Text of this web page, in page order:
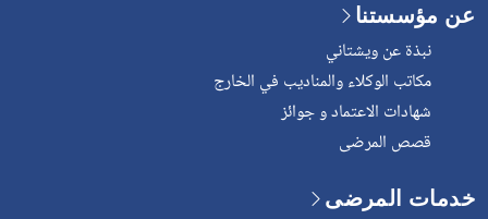
عن مؤسستنا
نبذة عن ويشتاني
مكاتب الوكلاء والمناديب في الخارج
شهادات الاعتماد و جوائز
قصص المرضى
خدمات المرضى